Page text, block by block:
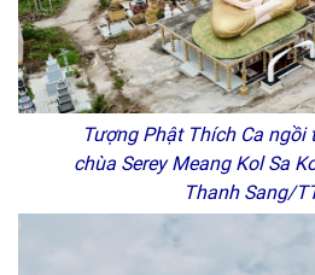
Tượng Phật Thích Ca ngồi
chùa Serey Meang Kol Sa
Thanh Sang/